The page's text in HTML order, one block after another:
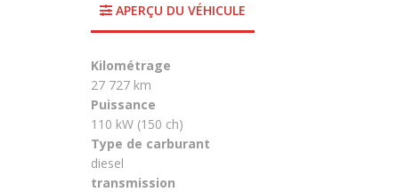
APERÇU DU VÉHICULE
Kilométrage
27 727 km
Puissance
110 kW (150 ch)
Type de carburant
diesel
transmission